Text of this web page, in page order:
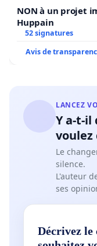
NON à un projet
Huppain
52 signatures
Avis de
LANCEZ
Y a-t-il
voulez
Le
silence.
L'auteur
ses
Décrivez le